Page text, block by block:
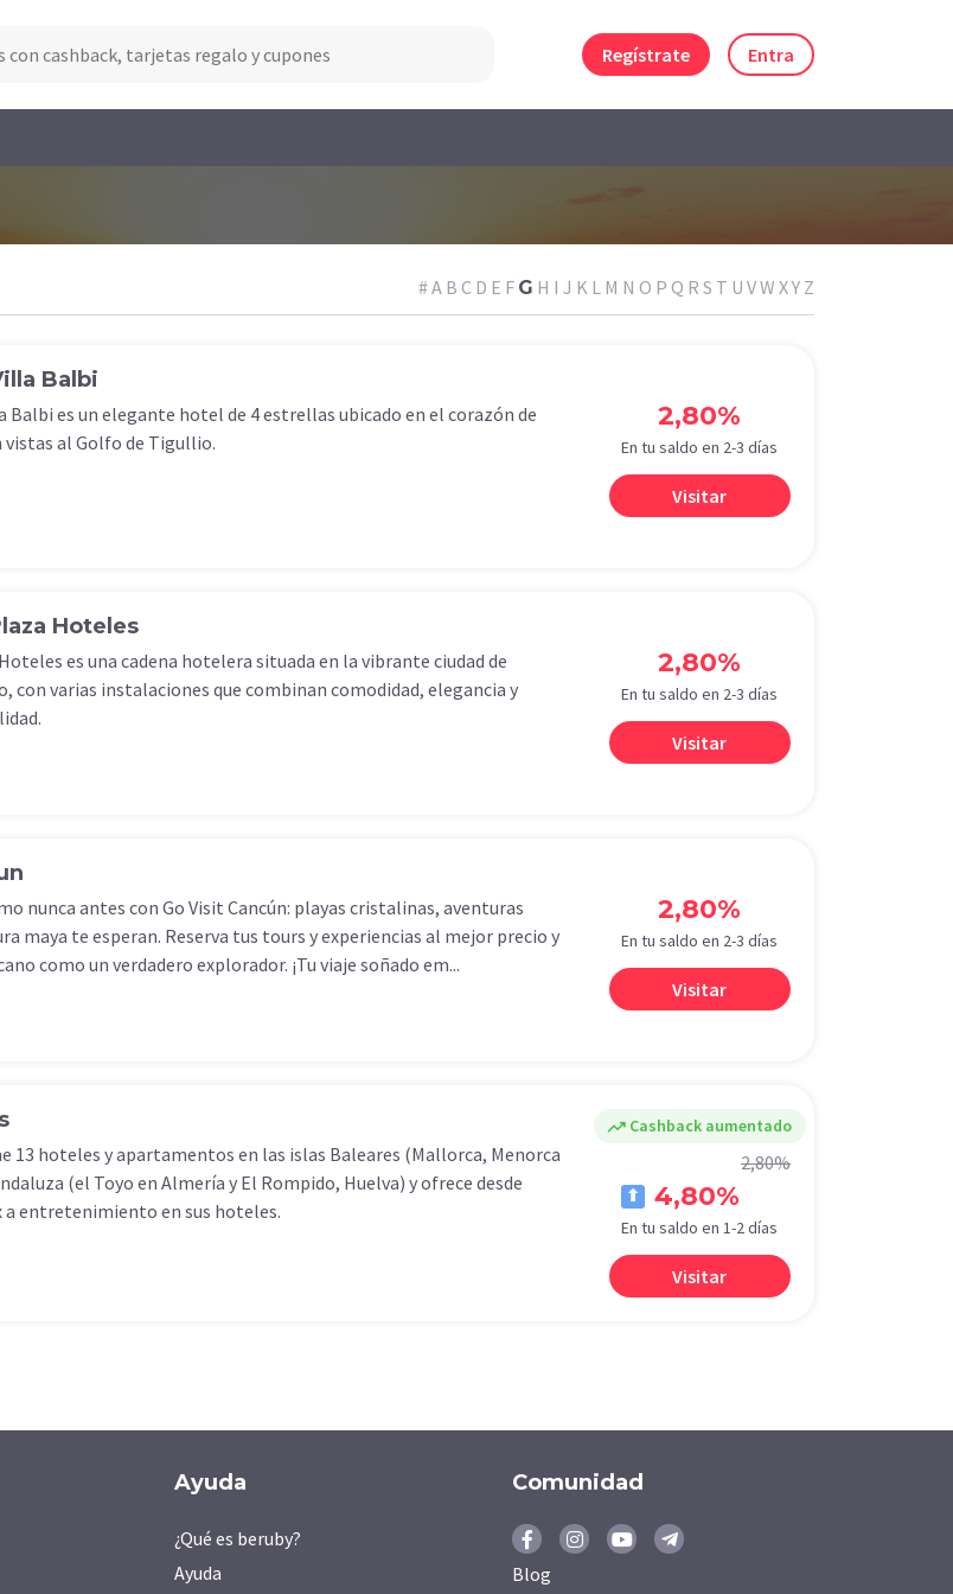
Regístrate Entra
#A B C D E F G H I J K L M N O P Q R S T U VW XY Z
Balbi
Balbi es un elegante hotel de 4 estrellas ubicado en el corazón de
vistas al Golfo de Tigullio.
2,80%
En tu saldo en 2-3 días
Visitar
Hoteles
es una cadena hotelera situada en la vibrante ciudad de
con varias instalaciones que combinan comodidad, elegancia y
2,80%
En tu saldo en 2-3 días
Visitar
nunca antes con Go Visit Cancún: playas cristalinas, aventuras
maya te esperan. Reserva tus tours y experiencias al mejor precio y
como un verdadero explorador. ¡Tu viaje soñado em...
2,80%
En tu saldo en 2-3 días
Visitar
13 hoteles y apartamentos en las islas Baleares (Mallorca, Menorca
(el Toyo en Almería y El Rompido, Huelva) y ofrece desde
a entretenimiento en sus hoteles.
trending_up Cashback aumentado
2,80%
4,80%
En tu saldo en 1-2 días
Visitar
Ayuda
¿Qué es beruby?
Ayuda
Comunidad
Blog